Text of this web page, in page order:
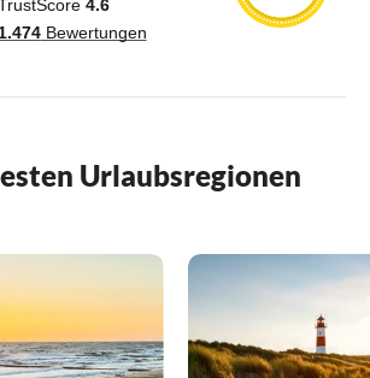
Urlaubsregionen